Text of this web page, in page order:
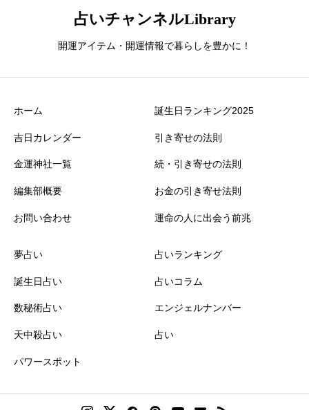
占いチャンネルLibrary
開運アイテム・開運情報で暮らしを豊かに！
ホーム
吉日カレンダー
金運神社一覧
編集部概要
お問い合わせ
誕生日ランキング2025
引き寄せの法則
続・引き寄せの法則
お金の引き寄せ法則
運命の人に出会う前兆
夢占い
誕生日占い
数秘術占い
天中殺占い
パワースポット
占いランキング
占いコラム
エンジェルナンバー
占い